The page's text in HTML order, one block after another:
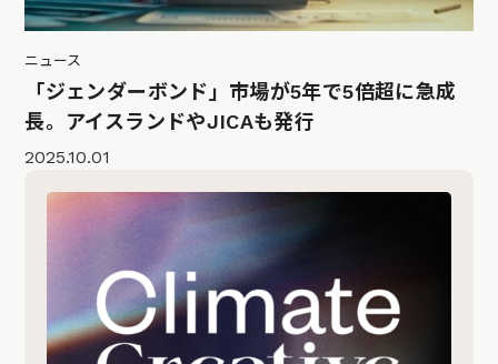
ニュース
「ジェンダーボンド」市場が5年で5倍超に急成
長。アイスランドやJICAも発行
2025.10.01